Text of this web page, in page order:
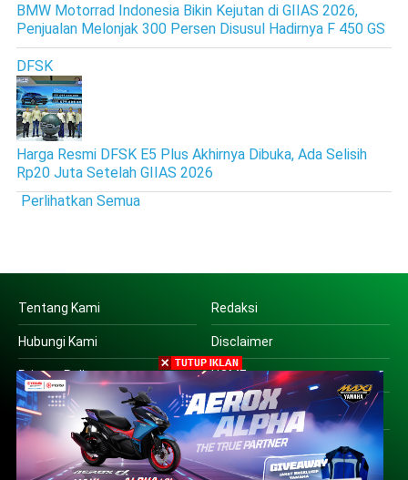
BMW Motorrad Indonesia Bikin Kejutan di GIIAS 2026,
Penjualan Melonjak 300 Persen Disusul Hadirnya F 450 GS
DFSK
Harga Resmi DFSK E5 Plus Akhirnya Dibuka, Ada Selisih
Rp20 Juta Setelah GIIAS 2026
Perlihatkan Semua
Tentang Kami Redaksi
Hubungi Kami Disclaimer
Privacy Policy HOME
Copyright © 2016 | PT SUARA OTO JATIM